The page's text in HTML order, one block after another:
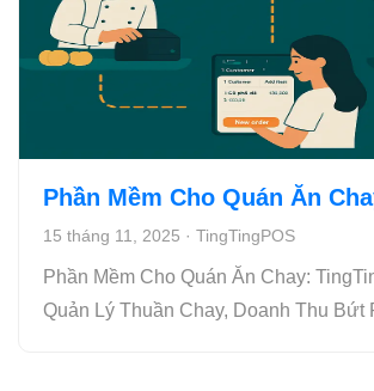
Phần Mềm Cho Quán Ăn
15 tháng 11, 2025 · TingTingPOS
Phần Mềm Cho Quán Ăn Chay:
Quản Lý Thuần Chay, Doanh Thu Bứt